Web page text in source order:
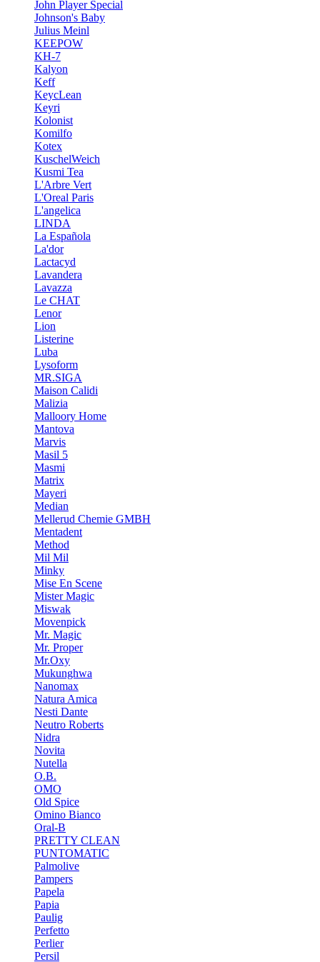
John Player Special
Johnson's Baby
Julius Meinl
KEEPOW
KH-7
Kalyon
Keff
KeycLean
Keyri
Kolonist
Komilfo
Kotex
KuschelWeich
Kusmi Tea
L'Arbre Vert
L'Oreal Paris
L'angelica
LINDA
La Española
La'dor
Lactacyd
Lavandera
Lavazza
Le CHAT
Lenor
Lion
Listerine
Luba
Lysoform
MR.SIGA
Maison Calidi
Malizia
Malloory Home
Mantova
Marvis
Masil 5
Masmi
Matrix
Mayeri
Median
Mellerud Chemie GMBH
Mentadent
Method
Mil Mil
Minky
Mise En Scene
Mister Magic
Miswak
Movenpick
Mr. Magic
Mr. Proper
Mr.Oxy
Mukunghwa
Nanomax
Natura Amica
Nesti Dante
Neutro Roberts
Nidra
Novita
Nutella
O.B.
OMO
Old Spice
Omino Bianco
Oral-B
PRETTY CLEAN
PUNTOMATIC
Palmolive
Pampers
Papela
Papia
Paulig
Perfetto
Perlier
Persil